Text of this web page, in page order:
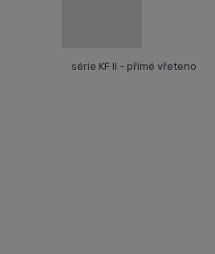
série KF II - přímé vřeteno